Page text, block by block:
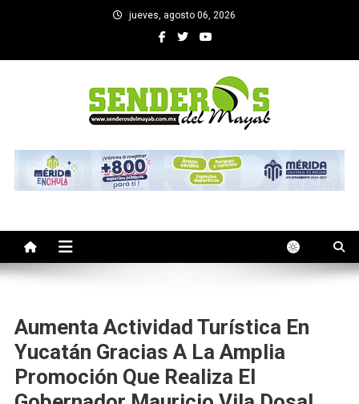
jueves, agosto 06, 2026
SENDEROS DEL MAYAB
Aumenta Actividad Turística En
Yucatán Gracias A La Amplia
Promoción Que Realiza El